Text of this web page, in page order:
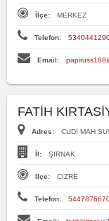
İlçe: MERKEZ
Telefon:
Email:
FATİH
Adres: CUDİ MAH
İl: ŞIRNAK
İlçe: CİZRE
Telefon: